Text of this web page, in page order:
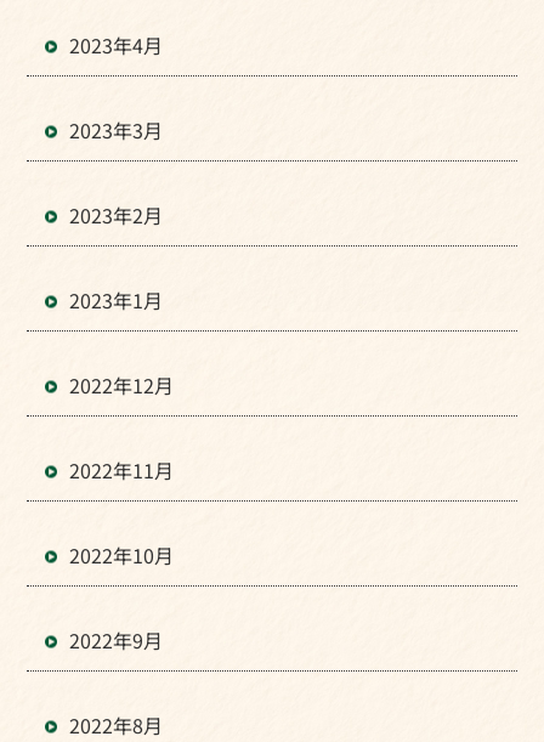
2023年4月
2023年3月
2023年2月
2023年1月
2022年12月
2022年11月
2022年10月
2022年9月
2022年8月